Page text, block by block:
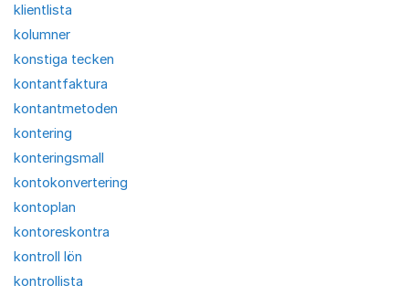
klientlista
kolumner
konstiga tecken
kontantfaktura
kontantmetoden
kontering
konteringsmall
kontokonvertering
kontoplan
kontoreskontra
kontroll lön
kontrollista